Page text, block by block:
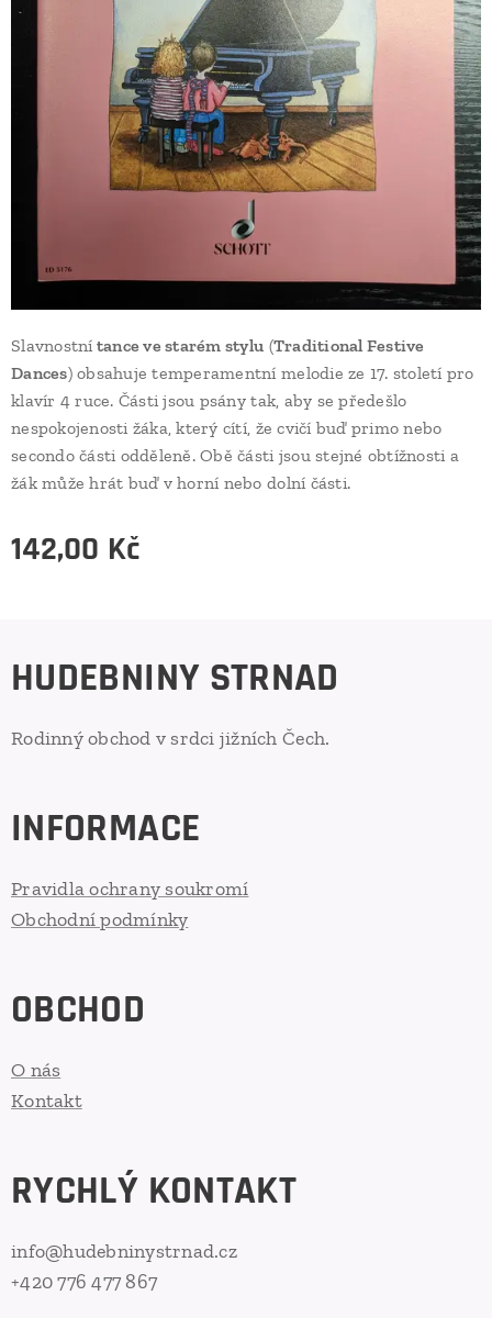
Slavnostní tance ve starém stylu (Traditional Festive
Dances) obsahuje temperamentní melodie ze 17. století pro
klavír 4 ruce. Části jsou psány tak, aby se předešlo
nespokojenosti žáka, který cítí, že cvičí buď primo nebo
secondo části odděleně. Obě části jsou stejné obtížnosti a
žák může hrát buď v horní nebo dolní části.
142,00 Kč
HUDEBNINY STRNAD
Rodinný obchod v srdci jižních Čech.
INFORMACE
Pravidla ochrany soukromí
Obchodní podmínky
OBCHOD
O nás
Kontakt
RYCHLÝ KONTAKT
info@hudebninystrnad.cz
+420 776 477 867